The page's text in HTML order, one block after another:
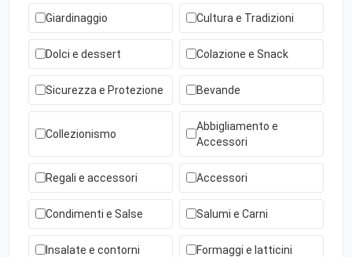
Giardinaggio Cultura e Tradizioni
Dolci e dessert Colazione e Snack
Sicurezza e Protezione Bevande
Collezionismo
Abbigliamento e
Accessori
Regali e accessori Accessori
Condimenti e Salse Salumi e Carni
Insalate e contorni Formaggi e latticini